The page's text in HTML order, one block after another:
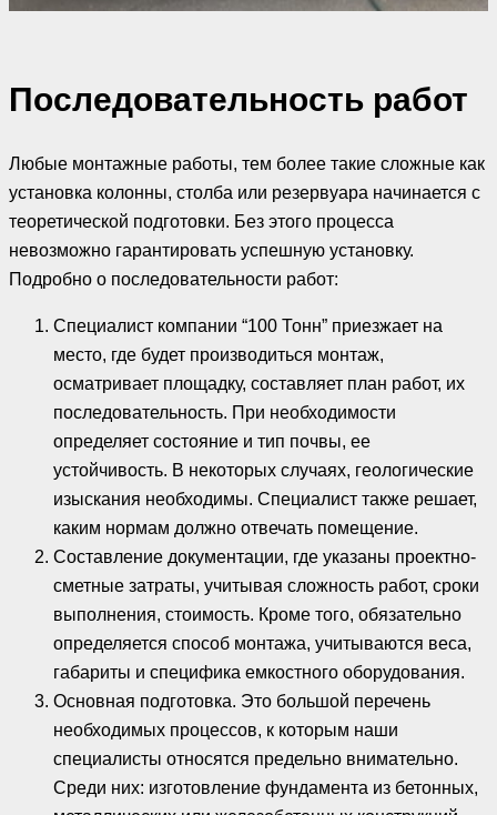
Последовательность работ
Любые монтажные работы, тем более такие сложные как
установка колонны, столба или резервуара начинается с
теоретической подготовки. Без этого процесса
невозможно гарантировать успешную установку.
Подробно о последовательности работ:
Специалист компании “100 Тонн” приезжает на
место, где будет производиться монтаж,
осматривает площадку, составляет план работ, их
последовательность. При необходимости
определяет состояние и тип почвы, ее
устойчивость. В некоторых случаях, геологические
изыскания необходимы. Специалист также решает,
каким нормам должно отвечать помещение.
Составление документации, где указаны проектно-
сметные затраты, учитывая сложность работ, сроки
выполнения, стоимость. Кроме того, обязательно
определяется способ монтажа, учитываются веса,
габариты и специфика емкостного оборудования.
Основная подготовка. Это большой перечень
необходимых процессов, к которым наши
специалисты относятся предельно внимательно.
Среди них: изготовление фундамента из бетонных,